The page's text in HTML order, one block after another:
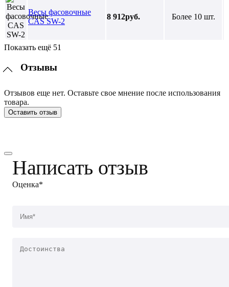
Весы фасовочные
CAS SW-2
8 912руб. Более 10 шт.
Показать ещё 51
Отзывы
Отзывов еще нет. Оставьте свое мнение после использования
товара.
Оставить отзыв
Написать отзыв
Оценка*